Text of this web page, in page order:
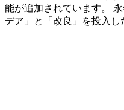
能が追加されています。
デア」と「改良」を投入し